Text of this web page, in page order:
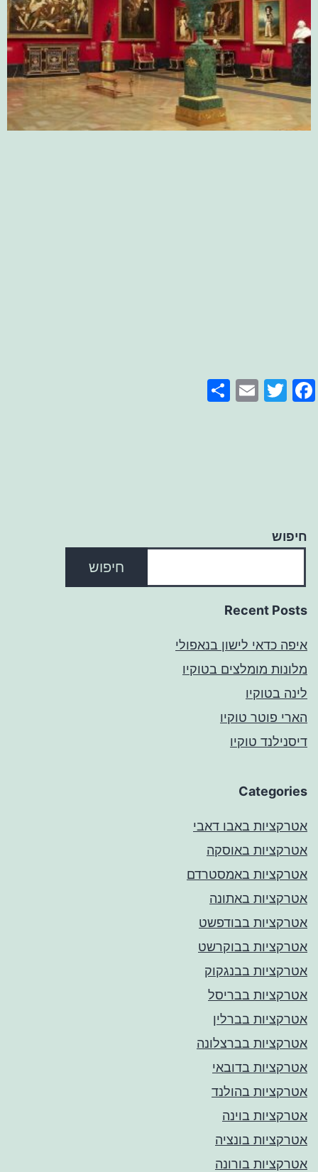
Facebook
Twitter
Email
חיפוש
חיפוש
Recent Posts
איפה כדאי לישון בנאפולי
מלונות מומלצים בטוקיו
לינה בטוקיו
הארי פוטר טוקיו
דיסנילנד טוקיו
Categories
אטרקציות באבו דאבי
אטרקציות באוסקה
אטרקציות באמסטרדם
אטרקציות באתונה
אטרקציות בבודפשט
אטרקציות בבוקרשט
אטרקציות בבנגקוק
אטרקציות בבריסל
אטרקציות בברלין
אטרקציות בברצלונה
אטרקציות בדובאי
אטרקציות בהולנד
אטרקציות בוינה
אטרקציות בונציה
אטרקציות בורונה